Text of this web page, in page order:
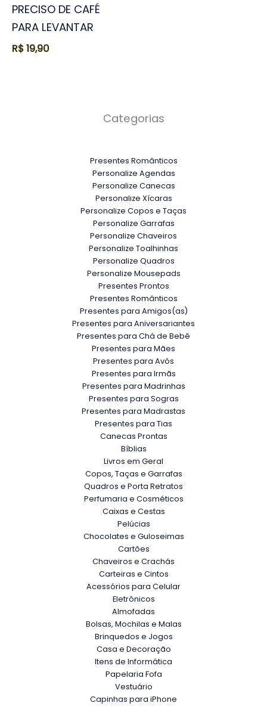
PRECISO DE CAFÉ
PARA LEVANTAR
R$19,90
Categorias
Presentes Românticos
Personalize Agendas
Personalize Canecas
Personalize Xícaras
Personalize Copos e Taças
Personalize Garrafas
Personalize Chaveiros
Personalize Toalhinhas
Personalize Quadros
Personalize Mousepads
Presentes Prontos
Presentes Românticos
Presentes para Amigos(as)
Presentes para Aniversariantes
Presentes para Chá de Bebê
Presentes para Mães
Presentes para Avós
Presentes para Irmãs
Presentes para Madrinhas
Presentes para Sogras
Presentes para Madrastas
Presentes para Tias
Canecas Prontas
Bíblias
Livros em Geral
Copos, Taças e Garrafas
Quadros e Porta Retratos
Perfumaria e Cosméticos
Caixas e Cestas
Pelúcias
Chocolates e Guloseimas
Cartões
Chaveiros e Crachás
Carteiras e Cintos
Acessórios para Celular
Eletrônicos
Almofadas
Bolsas, Mochilas e Malas
Brinquedos e Jogos
Casa e Decoração
Itens de Informática
Papelaria Fofa
Vestuário
Capinhas para iPhone